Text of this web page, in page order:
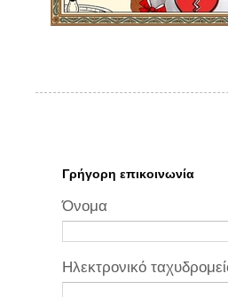
Γρήγορη επικοινωνία
Όνομα
Ηλεκτρονικό